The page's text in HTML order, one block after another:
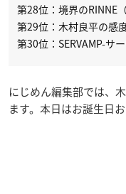
第28位：境界のRINNE
第29位：木村良平の感
第30位：SERVAMP-サ
にじめん編集部では、
ます。本日はお誕生日